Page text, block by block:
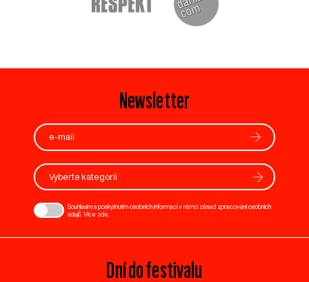
Newsletter
Vyberte kategorii
Souhlasím s poskytnutím osobních informací v rámci zásad zpracování osobních
údajů. Více zde
Dní do festivalu